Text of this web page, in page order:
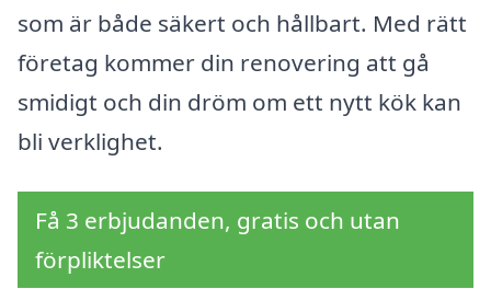
som är både säkert och hållbart. Med rätt
företag kommer din renovering att gå
smidigt och din dröm om ett nytt kök kan
bli verklighet.
Få 3 erbjudanden, gratis och utan
förpliktelser